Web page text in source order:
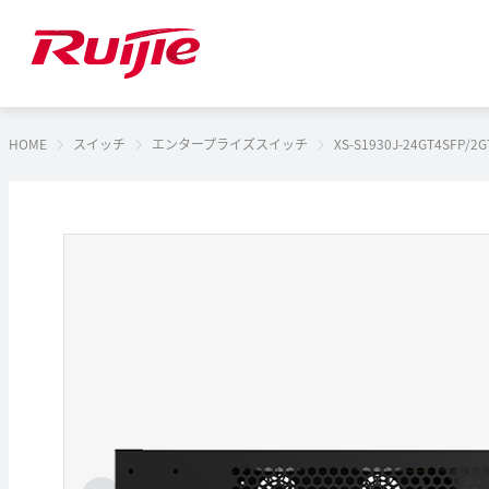
HOME スイッチ エンタープライズスイッチ XS-S1930J-24GT4SFP/